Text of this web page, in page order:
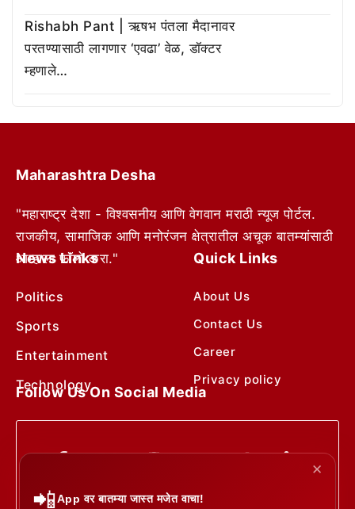
Rishabh Pant | ऋषभ पंतला मैदानावर
परतण्यासाठी लागणार ‘एवढा’ वेळ, डॉक्टर
म्हणाले…
Maharashtra Desha
"महाराष्ट्र देशा - विश्वसनीय आणि वेगवान मराठी न्यूज पोर्टल.
राजकीय, सामाजिक आणि मनोरंजन क्षेत्रातील अचूक बातम्यांसाठी
आम्हाला फॉलो करा."
News Links
Politics
Sports
Entertainment
Technology
Quick Links
About Us
Contact Us
Career
Privacy policy
Follow Us On Social Media
✕
📲App वर बातम्या जास्त मजेत वाचा!